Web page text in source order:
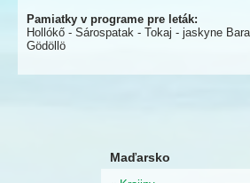
Pamiatky v programe pre leták:
Hollókő - Sárospatak - Tokaj - jaskyne
Gödöllö
Maďarsko